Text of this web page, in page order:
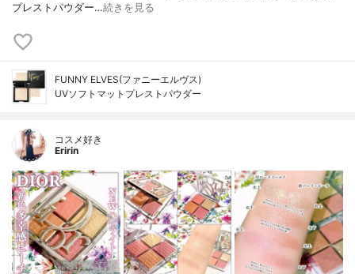
プレストパウダー…続きを見る
FUNNY ELVES(ファニーエルヴス)
UVソフトマットプレストパウダー
コスメ好き
Eririn